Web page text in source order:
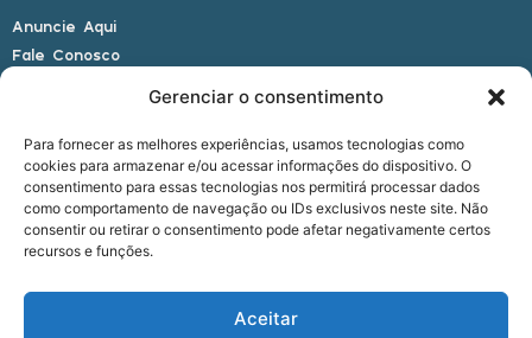
Gerenciar o consentimento
Para fornecer as melhores experiências, usamos tecnologias como
cookies para armazenar e/ou acessar informações do dispositivo. O
consentimento para essas tecnologias nos permitirá processar dados
como comportamento de navegação ou IDs exclusivos neste site. Não
consentir ou retirar o consentimento pode afetar negativamente certos
recursos e funções.
Aceitar
Anuncie Aqui
Fale Conosco
E-mail: alagoasbrasilnoticias@gmail.com
Telefone: (82) 9 9691-0391 (Whatsapp)
Responsável Técnico: Crysthyan Carlos
Rua do Sau - Centro - Anadia - AL - CEP: